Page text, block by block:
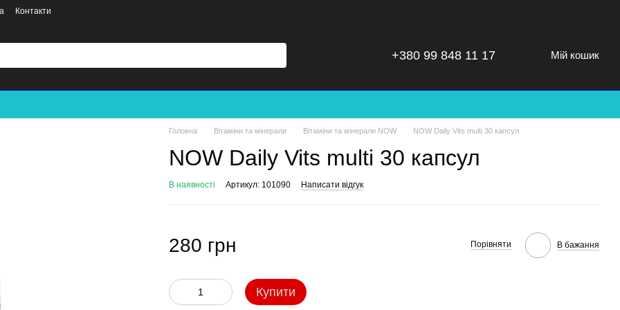
Контакти
+380 99 848 11 17 Мій кошик
Головна Вітаміни та мінерали Вітаміни та мінерали NOW NOW Daily Vits multi 30 капсул
NOW Daily Vits multi 30 капсул
В наявності Артикул: 101090 Написати відгук
280 грн Порівняти В бажання
Купити